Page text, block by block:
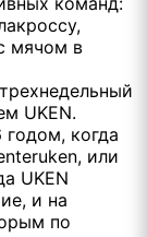
мячом в
UKEN.
когда
или
UKEN
и на
по